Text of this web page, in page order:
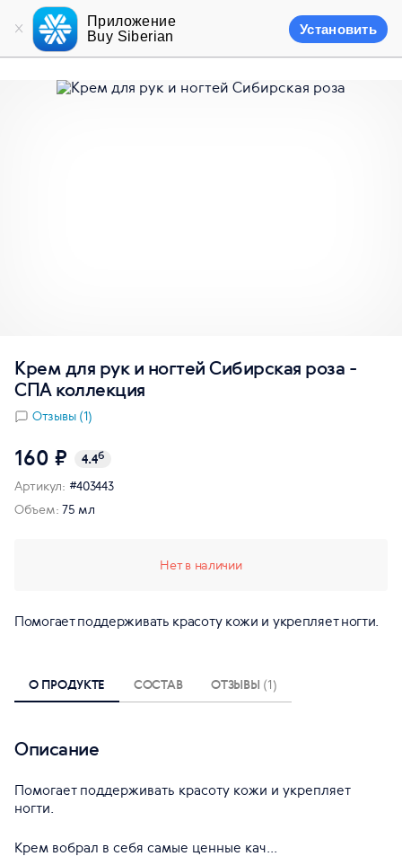
Приложение
Buy Siberian
Установить
Крем для рук и ногтей Сибирская роза -
СПА коллекция
Отзывы (1)
Помогает поддерживать красоту кожи и укрепляет ногти.
160 ₽ 4.4б
Нет в наличии
Артикул: #403443
Объем: 75 мл
О ПРОДУКТЕ СОСТАВ ОТЗЫВЫ (1)
Описание
Помогает поддерживать красоту кожи и укрепляет
ногти.
Крем вобрал в себя самые ценные кач...